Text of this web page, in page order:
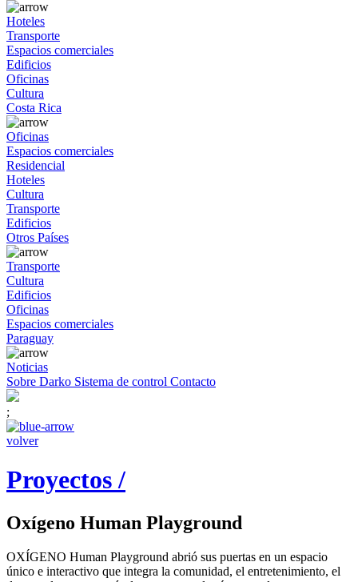
Hoteles
Transporte
Espacios comerciales
Edificios
Oficinas
Cultura
Costa Rica
Oficinas
Espacios comerciales
Residencial
Hoteles
Cultura
Transporte
Edificios
Otros Países
Transporte
Cultura
Edificios
Oficinas
Espacios comerciales
Paraguay
Noticias
Sobre Darko Sistema de control Contacto
;
volver
Proyectos /
Oxígeno Human Playground
OXÍGENO Human Playground abrió sus puertas en un espacio
único e interactivo que integra la comunidad, el entretenimiento, el